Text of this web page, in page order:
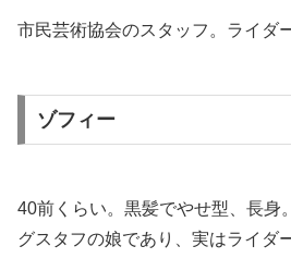
市民芸術協会のスタッフ。ライダ
ゾフィー
40前くらい。黒髪でやせ型、長身
グスタフの娘であり、実はライダ